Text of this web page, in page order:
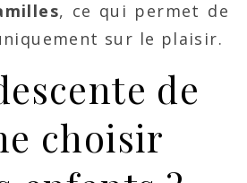
, ce qui permet de
sur le plaisir.
de
choisir